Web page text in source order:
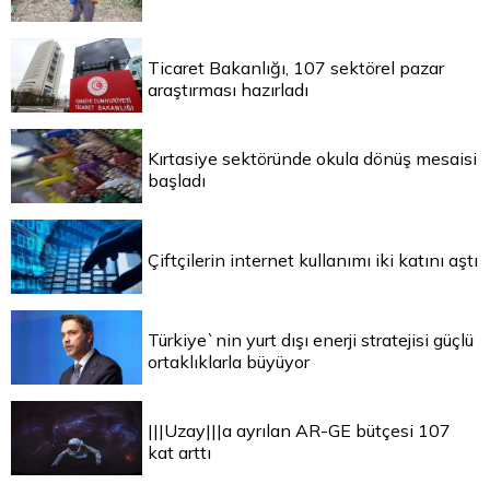
Ticaret Bakanlığı, 107 sektörel pazar
araştırması hazırladı
Kırtasiye sektöründe okula dönüş mesaisi
başladı
Çiftçilerin internet kullanımı iki katını aştı
Türkiye`nin yurt dışı enerji stratejisi güçlü
ortaklıklarla büyüyor
|||Uzay|||a ayrılan AR-GE bütçesi 107
kat arttı